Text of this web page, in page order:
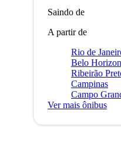
Saindo de
A partir de
Rio de
Belo
Ribeirão
Campinas
Campo
Ver mais ônibus